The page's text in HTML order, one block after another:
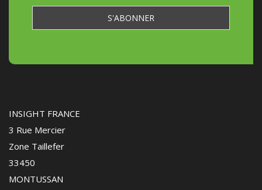
INSIGHT FRANCE
3 Rue Mercier
Zone Taillefer
33450
MONTUSSAN